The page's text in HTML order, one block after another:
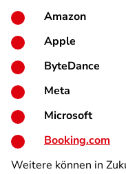
Amazon
Apple
ByteDance
Meta
Microsoft
Booking.com
Weitere können in